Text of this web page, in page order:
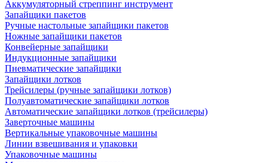
Аккумуляторный стреппинг инструмент
Запайщики пакетов
Ручные настольные запайщики пакетов
Ножные запайщики пакетов
Конвейерные запайщики
Индукционные запайщики
Пневматические запайщики
Запайщики лотков
Трейсилеры (ручные запайщики лотков)
Полуавтоматические запайщики лотков
Автоматические запайщики лотков (трейсилеры)
Заверточные машины
Вертикальные упаковочные машины
Линии взвешивания и упаковки
Упаковочные машины